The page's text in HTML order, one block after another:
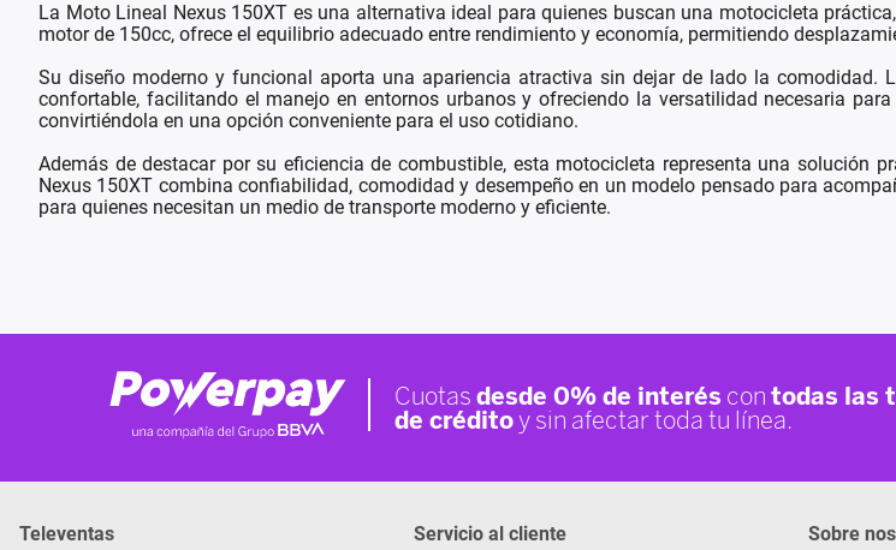
La Moto Lineal Nexus 150XT es una alternativa ideal para quienes buscan una motocicleta
motor de 150cc, ofrece el equilibrio adecuado entre rendimiento y economía, permitiendo
Su diseño moderno y funcional aporta una apariencia atractiva sin dejar de lado la comodidad.
confortable, facilitando el manejo en entornos urbanos y ofreciendo la versatilidad necesaria
convirtiéndola en una opción conveniente para el uso cotidiano.
Además de destacar por su eficiencia de combustible, esta motocicleta representa una solución
Nexus 150XT combina confiabilidad, comodidad y desempeño en un modelo pensado para
para quienes necesitan un medio de transporte moderno y eficiente.
Televentas Servicio al cliente Sobre